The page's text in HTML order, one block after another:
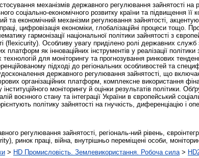
механізмів державного регулювання зайнятості
соціально-економічного розвитку країни та підвищення
та економічний механізми регулювання зайнятості,
цифровізація економіки, глобалізаційні процеси тощо.
гармонізації національної політики зайнятості з
(flexicurity). Особливу увагу приділено ролі державних
як інноваційних інструментів у реалізації
для моніторингу та прогнозування ринкових
підході до регіональних особливостей та
державного регулювання зайнятості, що
організаційних платформ, комплексне використання
інституційного моніторингу й оцінки результатів політики.
воєнного стану та інтеграції України в європейський
політику зайнятості на гнучкість, диференціацію і
регулювання зайнятості, регіональ-ний рівень,
ринок праці, війна, внутрішньо переміщені особи,
> HD Промисловість. Землевикористання. Робоча сила >